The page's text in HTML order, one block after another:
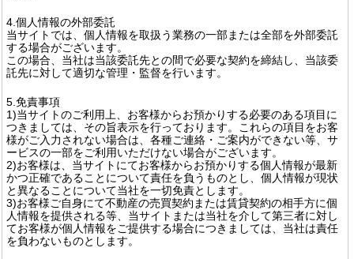
4.個人情報の外部委託
当サイトでは、個人情報を取扱う業務の一部または全部を外部委託
する場合がございます。
この場合、当社は当該委託先との間で必要な契約を締結し、当該委
託先に対して適切な管理・監督を行います。
5.免責事項
1)当サイトのご利用上、お客様からお預かりする必要のある項目に
つきましては、その旨表示を行っております。これらの項目をお客
様がご入力されない場合は、各種ご連絡・ご案内ができない等、サ
ービスの一部をご利用いただけない場合がございます。
2)お客様は、当サイトにてお客様からお預かりする個人情報が最新
かつ正確であることについて責任を負うものとし、個人情報が現状
と異なることについて当社を一切免責とします。
3)お客様ご自身にて不動産の売買契約または賃貸契約の相手方に個
人情報を提供される等、当サイトまたは当社を介して第三者に対し
てお客様が個人情報をご提供する場合につきましては、当社は責任
を負わないものとします。